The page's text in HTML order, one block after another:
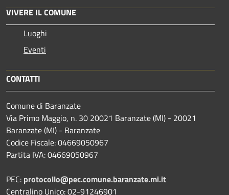
VIVERE IL COMUNE
Luoghi
Eventi
CONTATTI
Comune di Baranzate
Via Primo Maggio, n. 30 20021 Baranzate (MI) - 20021
Baranzate (MI) - Baranzate
Codice Fiscale: 04669050967
Partita IVA: 04669050967
PEC: protocollo@pec.comune.baranzate.mi.it
Centralino Unico: 02-91246901